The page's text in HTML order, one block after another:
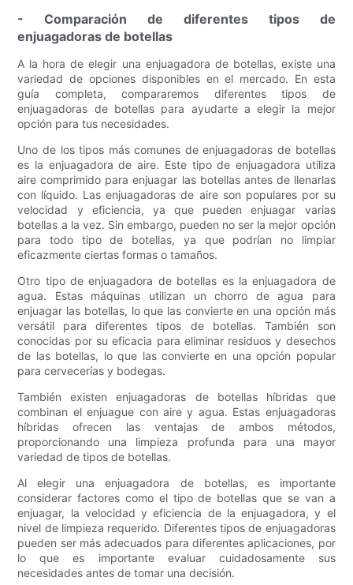
- Comparación de diferentes tipos de
enjuagadoras de botellas
A la hora de elegir una enjuagadora de botellas, existe una
variedad de opciones disponibles en el mercado. En esta
guía completa, compararemos diferentes tipos de
enjuagadoras de botellas para ayudarte a elegir la mejor
opción para tus necesidades.
Uno de los tipos más comunes de enjuagadoras de botellas
es la enjuagadora de aire. Este tipo de enjuagadora utiliza
aire comprimido para enjuagar las botellas antes de llenarlas
con líquido. Las enjuagadoras de aire son populares por su
velocidad y eficiencia, ya que pueden enjuagar varias
botellas a la vez. Sin embargo, pueden no ser la mejor opción
para todo tipo de botellas, ya que podrían no limpiar
eficazmente ciertas formas o tamaños.
Otro tipo de enjuagadora de botellas es la enjuagadora de
agua. Estas máquinas utilizan un chorro de agua para
enjuagar las botellas, lo que las convierte en una opción más
versátil para diferentes tipos de botellas. También son
conocidas por su eficacia para eliminar residuos y desechos
de las botellas, lo que las convierte en una opción popular
para cervecerías y bodegas.
También existen enjuagadoras de botellas híbridas que
combinan el enjuague con aire y agua. Estas enjuagadoras
híbridas ofrecen las ventajas de ambos métodos,
proporcionando una limpieza profunda para una mayor
variedad de tipos de botellas.
Al elegir una enjuagadora de botellas, es importante
considerar factores como el tipo de botellas que se van a
enjuagar, la velocidad y eficiencia de la enjuagadora, y el
nivel de limpieza requerido. Diferentes tipos de enjuagadoras
pueden ser más adecuados para diferentes aplicaciones, por
lo que es importante evaluar cuidadosamente sus
necesidades antes de tomar una decisión.